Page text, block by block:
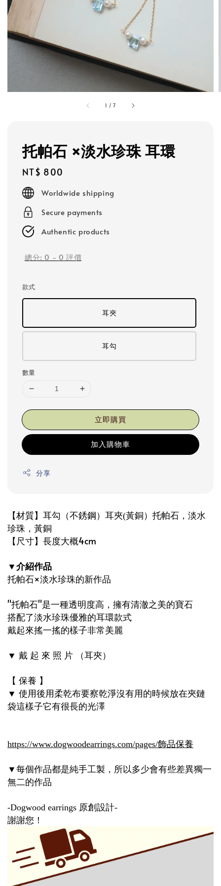
1 /7
托帕石 ×淡水珍珠 耳環
Regular
price
NT$ 800
Worldwide shipping
Secure payments
Authentic products
總分: 0 - 0 評價
款式
耳夾
耳勾
數量
立即購買
加入購物車
分享
【材質】耳勾（不銹鋼）耳夾(黃銅）托帕石，淡水
珍珠，黃銅
【尺寸】長度大概4cm
▼ 介紹作品
托帕石×淡水珍珠的新作品
"托帕石"是一種透明度高，擁有清澈之美的寶石
搭配了淡水珍珠優雅的耳環款式
戴起來搖一搖的樣子非常美麗
▼ 戴 起 來 照 片 （耳夾）
【 保養 】
▼ 使用後用柔乾布要察乾淨沒有用的時候放在夾鏈
袋這樣子它有很長的光澤
https://www.dogwoodearrings.com/pages/飾品保養
▼ 每個作品都是純手工製，所以多少會有些差異獨一
無二的作品
-Dogwood earrings 原創設計-
謝謝您！